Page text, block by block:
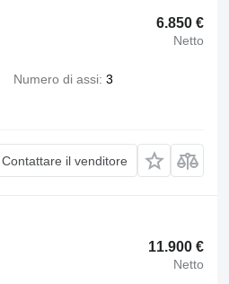
6.850 €
Netto
Numero di assi 3
Contattare il venditore
11.900 €
Netto